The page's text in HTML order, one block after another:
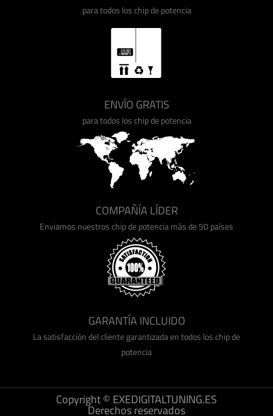
para todos los chip de potencia
ENVÍO GRATIS
para todos los chip de potencia
COMPAÑÍA LÍDER
Enviamos nuestros chip de potencia más de 50 países
GARANTÍA INCLUIDO
La satisfacción del cliente garantizada en todos los chip de
potencia
Copyright © EXEDIGITALTUNING.ES
Derechos reservados